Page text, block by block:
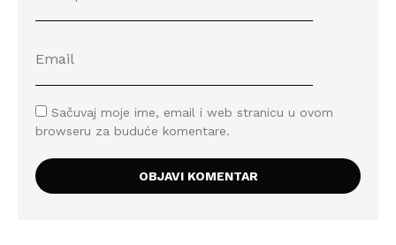
Sačuvaj moje ime, email i web stranicu u ovom
browseru za buduće komentare.